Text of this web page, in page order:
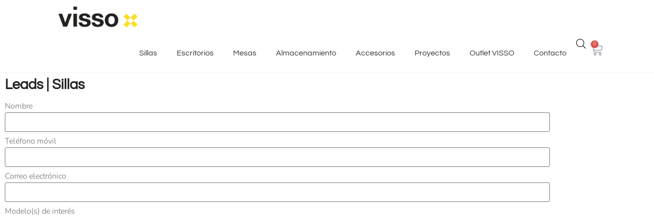
Sillas Escritorios Mesas Almacenamiento Accesorios Proyectos Outlet VISSO Contacto
0
Leads | Sillas
Nombre
Teléfono móvil
Correo electrónico
Modelo(s) de interés